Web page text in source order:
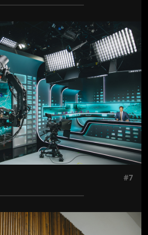
Jön még kép!
#7
Jön még kép!